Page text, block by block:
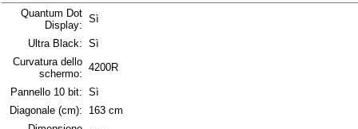
Quantum Dot
Display:
Sì
Ultra Black: Sì
Curvatura dello
schermo:
4200R
Pannello 10 bit: Sì
Diagonale (cm):
163 cm